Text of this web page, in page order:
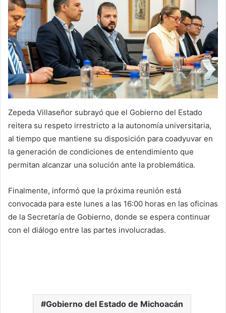
Zepeda Villaseñor subrayó que el Gobierno del Estado
reitera su respeto irrestricto a la autonomía universitaria,
al tiempo que mantiene su disposición para coadyuvar en
la generación de condiciones de entendimiento que
permitan alcanzar una solución ante la problemática.
Finalmente, informó que la próxima reunión está
convocada para este lunes a las 16:00 horas en las oficinas
de la Secretaría de Gobierno, donde se espera continuar
con el diálogo entre las partes involucradas.
Gobierno del Estado de Michoacán